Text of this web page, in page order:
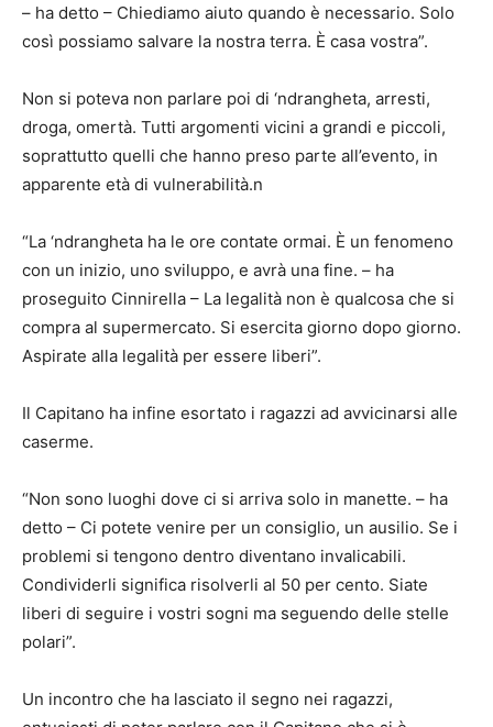
– ha detto – Chiediamo aiuto quando è necessario. Solo
così possiamo salvare la nostra terra. È casa vostra”.
Non si poteva non parlare poi di ‘ndrangheta, arresti,
droga, omertà. Tutti argomenti vicini a grandi e piccoli,
soprattutto quelli che hanno preso parte all’evento, in
apparente età di vulnerabilità.n
“La ‘ndrangheta ha le ore contate ormai. È un fenomeno
con un inizio, uno sviluppo, e avrà una fine. – ha
proseguito Cinnirella – La legalità non è qualcosa che si
compra al supermercato. Si esercita giorno dopo giorno.
Aspirate alla legalità per essere liberi”.
Il Capitano ha infine esortato i ragazzi ad avvicinarsi alle
caserme.
“Non sono luoghi dove ci si arriva solo in manette. – ha
detto – Ci potete venire per un consiglio, un ausilio. Se i
problemi si tengono dentro diventano invalicabili.
Condividerli significa risolverli al 50 per cento. Siate
liberi di seguire i vostri sogni ma seguendo delle stelle
polari”.
Un incontro che ha lasciato il segno nei ragazzi,